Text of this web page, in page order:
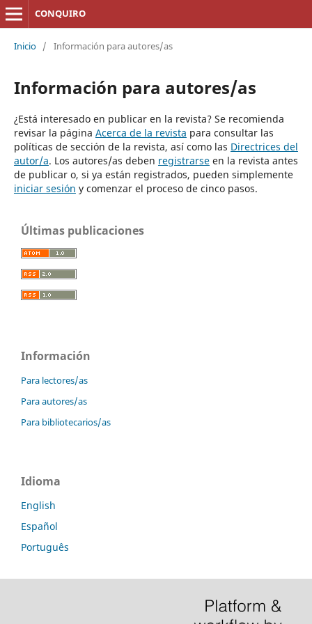
CONQUIRO
Inicio / Información para autores/as
Información para autores/as
¿Está interesado en publicar en la revista? Se recomienda
revisar la página Acerca de la revista para consultar las
políticas de sección de la revista, así como las Directrices del
autor/a. Los autores/as deben registrarseen la revista antes
de publicar o, si ya están registrados, pueden simplemente
iniciar sesión y comenzar el proceso de cinco pasos.
Últimas publicaciones
Información
Para lectores/as
Para autores/as
Para bibliotecarios/as
Idioma
English
Español
Português